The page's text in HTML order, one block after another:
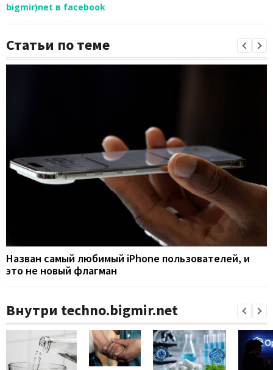
bigmir)net в facebook
Статьи по теме
Назван самый любимый iPhone пользователей, и
это не новый флагман
Внутри techno.bigmir.net